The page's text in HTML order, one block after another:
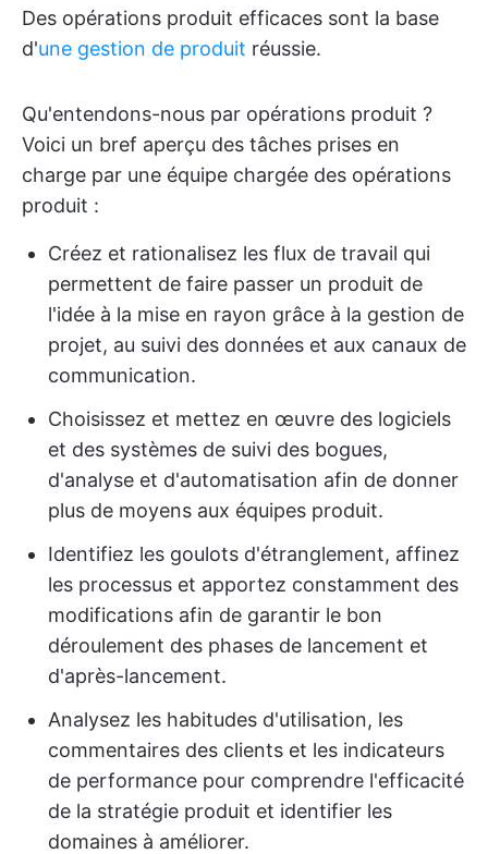
Des opérations produit efficaces sont la base
d'une gestion de produit réussie.
Qu'entendons-nous par opérations produit ?
Voici un bref aperçu des tâches prises en
charge par une équipe chargée des opérations
produit :
Créez et rationalisez les flux de travail qui
permettent de faire passer un produit de
l'idée à la mise en rayon grâce à la gestion de
projet, au suivi des données et aux canaux de
communication.
Choisissez et mettez en œuvre des logiciels
et des systèmes de suivi des bogues,
d'analyse et d'automatisation afin de donner
plus de moyens aux équipes produit.
Identifiez les goulots d'étranglement, affinez
les processus et apportez constamment des
modifications afin de garantir le bon
déroulement des phases de lancement et
d'après-lancement.
Analysez les habitudes d'utilisation, les
commentaires des clients et les indicateurs
de performance pour comprendre l'efficacité
de la stratégie produit et identifier les
domaines à améliorer.